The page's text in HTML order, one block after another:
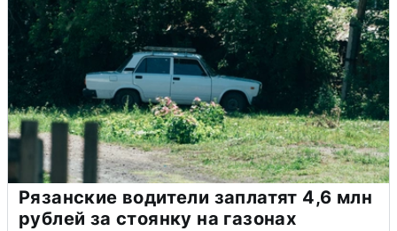
Рязанские водители заплатят 4,6 млн
рублей за стоянку на газонах